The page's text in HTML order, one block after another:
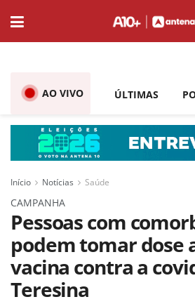
AO VIVO ÚLTIMAS
Início Notícias Saúde
CAMPANHA
Pessoas com
podem tomar dose
vacina contra a
Teresina